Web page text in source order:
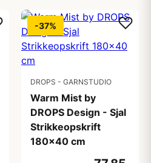
-37%
DROPS - GARNSTUDIO
Warm Mist by
DROPS Design - Sjal
Strikkeopskrift
180x40 cm